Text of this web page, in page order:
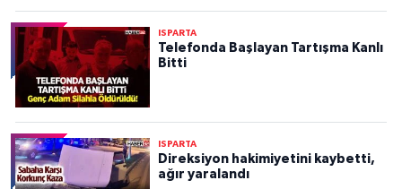
ISPARTA
Telefonda Başlayan Tartışma Kanlı
Bitti
ISPARTA
Direksiyon hakimiyetini kaybetti,
ağır yaralandı